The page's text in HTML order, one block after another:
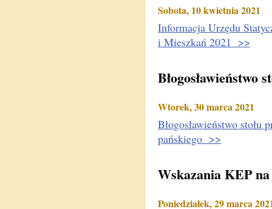
Sobota, 10 kwietnia 2021
Informacja Urzędu
i Mieszkań 2021 >>
Błogosławieństwo
Wtorek, 30 marca 2021
Błogosławieństwo
pańskiego >>
Wskazania KEP
Poniedziałek, 29 marca